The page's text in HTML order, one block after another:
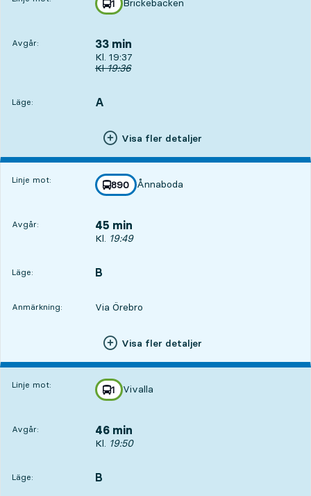
linje
1
mot
Brickebacken
,
Avgår: 33 min
Avgår, Kl. 19:37, om 33 min
Kl. 19:37
Ursprunglig avgångstid
Kl19:36
Läge:
LÄGE, A
,
Visa fler detaljer
Linje mot: linje
890
mot
Ånnaboda
,
Avgår: 45 min
Avgår, Kl. 19:49, om 45 min
Kl. 19:49
Läge:
LÄGE, B
,
Anmärkning: Via Örebro
Visa fler detaljer
Linje mot: linje
1
mot
Vivalla
,
Avgår: 46 min
Avgår, Kl. 19:50, om 46 min
Kl. 19:50
Läge:
LÄGE, B
,